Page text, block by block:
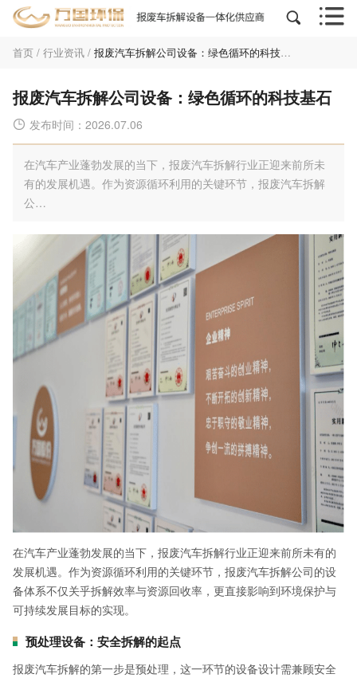
 
首页 / 行业资讯 / 报废汽车拆解公司设备：绿色循环的科技基石
报废汽车拆解公司设备：绿色循环的科技基石
 发布时间：2026.07.06
在汽车产业蓬勃发展的当下，报废汽车拆解行业正迎来前所未
有的发展机遇。作为资源循环利用的关键环节，报废汽车拆解
公…
在汽车产业蓬勃发展的当下，报废汽车拆解行业正迎来前所未有的
发展机遇。作为资源循环利用的关键环节，报废汽车拆解公司的设
备体系不仅关乎拆解效率与资源回收率，更直接影响到环境保护与
可持续发展目标的实现。
预处理设备：安全拆解的起点
报废汽车拆解的第一步是预处理，这一环节的设备设计需兼顾安全